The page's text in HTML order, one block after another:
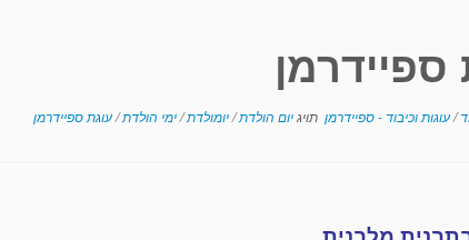
ספיידרמן
/עוגות וכיבוד - ספיידרמן תויגיום הולדת/יומולדת/ימי הולדת/עוגת ספיידרמן